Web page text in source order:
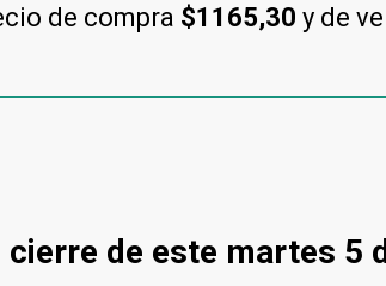
de compra $1165,30 y de
de este martes 5